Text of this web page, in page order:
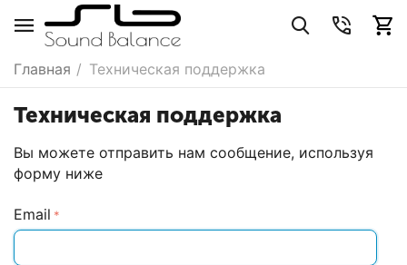
Главная / Техническая поддержка
Техническая поддержка
Вы можете отправить нам сообщение, используя
форму ниже
Email